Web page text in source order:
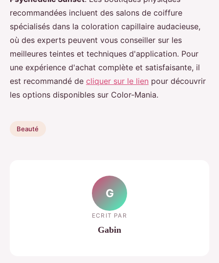
recommandées incluent des salons de coiffure
spécialisés dans la coloration capillaire audacieuse,
où des experts peuvent vous conseiller sur les
meilleures teintes et techniques d'application. Pour
une expérience d'achat complète et satisfaisante, il
est recommandé de cliquer sur le lien pour découvrir
les options disponibles sur Color-Mania.
Beauté
G
ECRIT PAR
Gabin